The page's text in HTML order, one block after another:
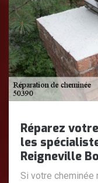
Réparez
les
Reigneville
Si votre cheminée